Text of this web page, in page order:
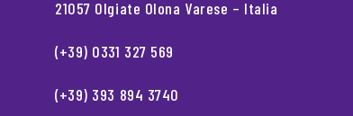
21057 Olgiate Olona Varese – Italia
(+39) 0331 327 569
(+39) 393 894 3740